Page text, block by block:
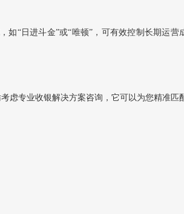
如“日进斗金”或“唯顿”，可有效控制长期运营
虑专业收银解决方案咨询，它可以为您精准匹